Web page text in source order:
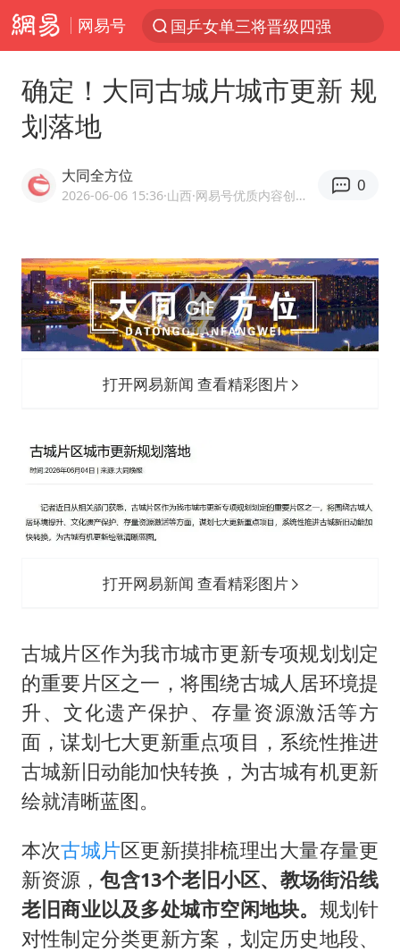
网易号
国乒女单三将晋级四强
陈思诚零点晒照为佟丽娅庆生
几元成本的AI广告导致千万市值蒸发
老挝国会主席赛宋蓬逝世
茅台部分直营店飞天茅台提价
白海豚将正面袭击贯穿浙江
夏日经济乘“热”而上 消费市场向“新”而行
乐享全民健身 共筑健康中国
确定！大同古城片城市更新 规
划落地
大同全方位
2026-06-06 15:36·山西 ·网易号优质内容创作者
0
打开网易新闻 查看精彩图片
打开网易新闻 查看精彩图片
古城片区作为我市城市更新专项规划划定
的重要片区之一，将围绕古城人居环境提
升、文化遗产保护、存量资源激活等方
面，谋划七大更新重点项目，系统性推进
古城新旧动能加快转换，为古城有机更新
绘就清晰蓝图。
本次古城片区更新摸排梳理出大量存量更
新资源，包含13个老旧小区、教场街沿线
老旧商业以及多处城市空闲地块。 规划针
对性制定分类更新方案，划定历史地段、